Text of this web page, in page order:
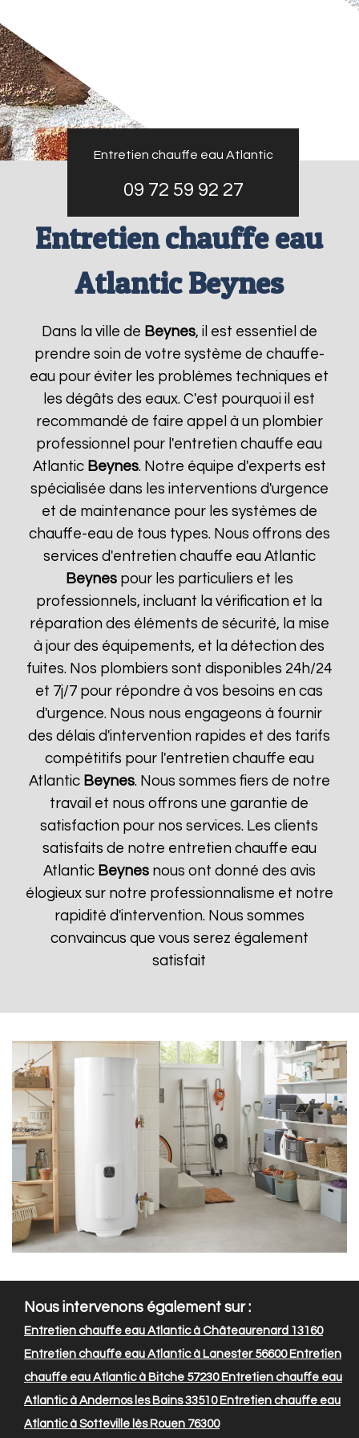
Entretien chauffe eau Atlantic
09 72 59 92 27
Entretien chauffe eau
Atlantic Beynes
Dans la ville de Beynes, il est essentiel de
prendre soin de votre système de chauffe-
eau pour éviter les problèmes techniques et
les dégâts des eaux. C'est pourquoi il est
recommandé de faire appel à un plombier
professionnel pour l'entretien chauffe eau
Atlantic Beynes. Notre équipe d'experts est
spécialisée dans les interventions d'urgence
et de maintenance pour les systèmes de
chauffe-eau de tous types. Nous offrons des
services d'entretien chauffe eau Atlantic
Beynespour les particuliers et les
professionnels, incluant la vérification et la
réparation des éléments de sécurité, la mise
à jour des équipements, et la détection des
fuites. Nos plombiers sont disponibles 24h/24
et 7j/7 pour répondre à vos besoins en cas
d'urgence. Nous nous engageons à fournir
des délais d'intervention rapides et des tarifs
compétitifs pour l'entretien chauffe eau
Atlantic Beynes. Nous sommes fiers de notre
travail et nous offrons une garantie de
satisfaction pour nos services. Les clients
satisfaits de notre entretien chauffe eau
Atlantic Beynesnous ont donné des avis
élogieux sur notre professionnalisme et notre
rapidité d'intervention. Nous sommes
convaincus que vous serez également
satisfait
Nous intervenons également sur :
Entretien chauffe eau Atlantic à Châteaurenard 13160
Entretien chauffe eau Atlantic à Lanester 56600Entretien
chauffe eau Atlantic à Bitche 57230Entretien chauffe eau
Atlantic à Andernos les Bains 33510Entretien chauffe eau
Atlantic à Sotteville lès Rouen 76300